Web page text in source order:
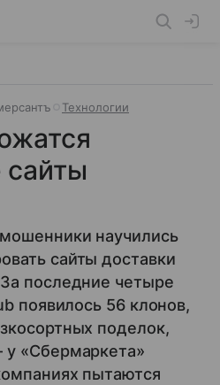
Технологии
научились
сайты доставки
последние четыре
появилось 56 клонов,
поделок,
«Сбермаркета»
пытаются